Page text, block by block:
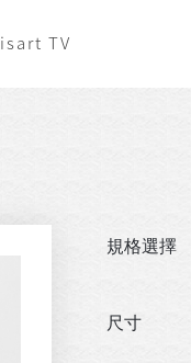
isart TV
規格選擇
尺寸